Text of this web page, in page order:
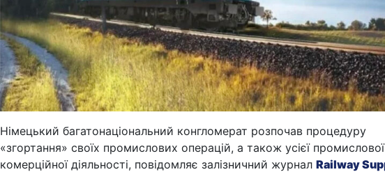
Німецький багатонаціональний конгломерат розпочав процедуру
«згортання» своїх промислових операцій, а також усієї промислової
комерційної діяльності, повідомляє залізничний журнал Railway